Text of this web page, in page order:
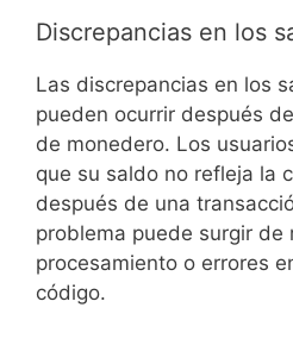
Discrepancias en los
Las discrepancias en los
pueden ocurrir después
de monedero. Los
que su saldo no refleja la
después de una
problema puede surgir de
procesamiento o errores
código.